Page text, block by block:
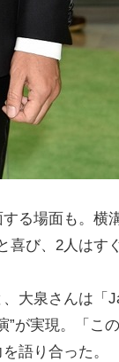
る場面も。横
び、2人はす
大泉さんは「
が実現。「こ
語り合った。